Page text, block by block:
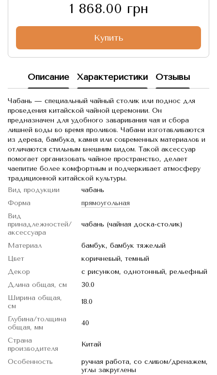
1 868.00 грн
Купить
Описание Характеристики Отзывы
Чабань — специальный чайный столик или поднос для
проведения китайской чайной церемонии. Он
предназначен для удобного заваривания чая и сбора
лишней воды во время проливов. Чабани изготавливаются
из дерева, бамбука, камня или современных материалов и
отличаются стильным внешним видом. Такой аксессуар
помогает организовать чайное пространство, делает
чаепитие более комфортным и подчеркивает атмосферу
традиционной китайской культуры.
Вид продукции
чабань
Форма
прямоугольная
Вид
принадлежностей/
аксессуара
чабань (чайная доска-столик)
Материал
бамбук, бамбук тяжелый
Цвет
коричневый, темный
Декор
с рисунком, однотонный, рельефный
Длина общая, см
30.0
Ширина общая,
см
18.0
Глубина/толщина
общая, мм
40
Страна
производителя
Китай
Особенность
ручная работа, со сливом/дренажем,
углы закруглены